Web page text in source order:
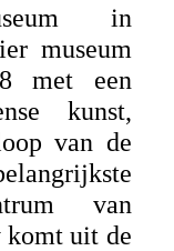
in
museum
met een
kunst,
van de
van
komt uit de